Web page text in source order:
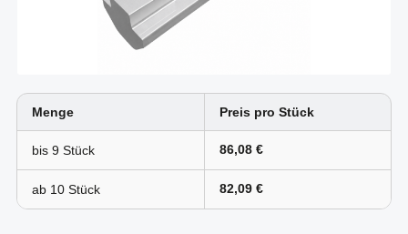
Menge Preis pro Stück
bis 9 86,08 €
ab 10 82,09 €